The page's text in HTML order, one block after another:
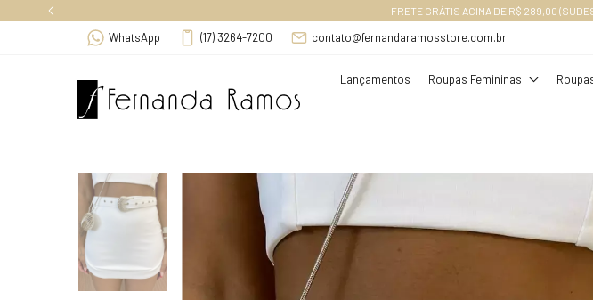
FRETE GRÁTIS ACIMA DE R$ 289,00
WhatsApp (17) 3264-7200 contato@fernandaramosstore.com.br
Lançamentos Roupas Femininas